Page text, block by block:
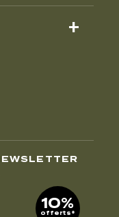
+
10%
offerts*